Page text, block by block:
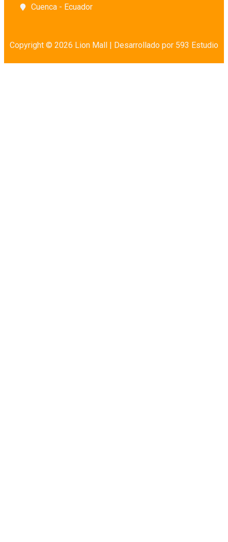
Cuenca - Ecuador
Copyright © 2026 Lion Mall | Desarrollado por 593 Estudio